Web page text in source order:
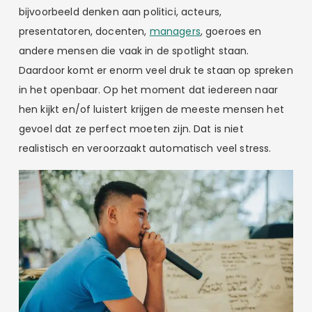
bijvoorbeeld denken aan politici, acteurs,
presentatoren, docenten, managers, goeroes en
andere mensen die vaak in de spotlight staan.
Daardoor komt er enorm veel druk te staan op spreken
in het openbaar. Op het moment dat iedereen naar
hen kijkt en/of luistert krijgen de meeste mensen het
gevoel dat ze perfect moeten zijn. Dat is niet
realistisch en veroorzaakt automatisch veel stress.